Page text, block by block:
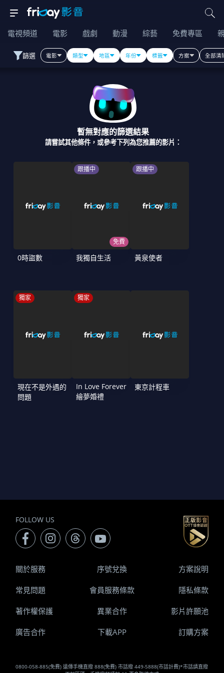
電視頻道 電影 戲劇 動漫 綜藝 免費專區
篩選 電影 類型 地區 年份 標籤 方案 全部清
暫無對應的篩選結果
請嘗試其他條件，或參考下列為您推薦的影片：
0時盜數
跟播中
免費
我獨自生活
跟播中
黃泉使者
獨家
現在不是外遇的
問題
獨家
In Love Forever
繪夢婚禮
東京計程車
FOLLOW US
0800-058-885(免費) 遠傳手機直撥 888(免費) 市話撥 449-5888(市話計費)*市話請直撥
關於服務 序號兌換 方案說明
常見問題 會員服務條款 隱私條款
著作權保護 異業合作 影片許願池
廣告合作 下載APP 訂購方案